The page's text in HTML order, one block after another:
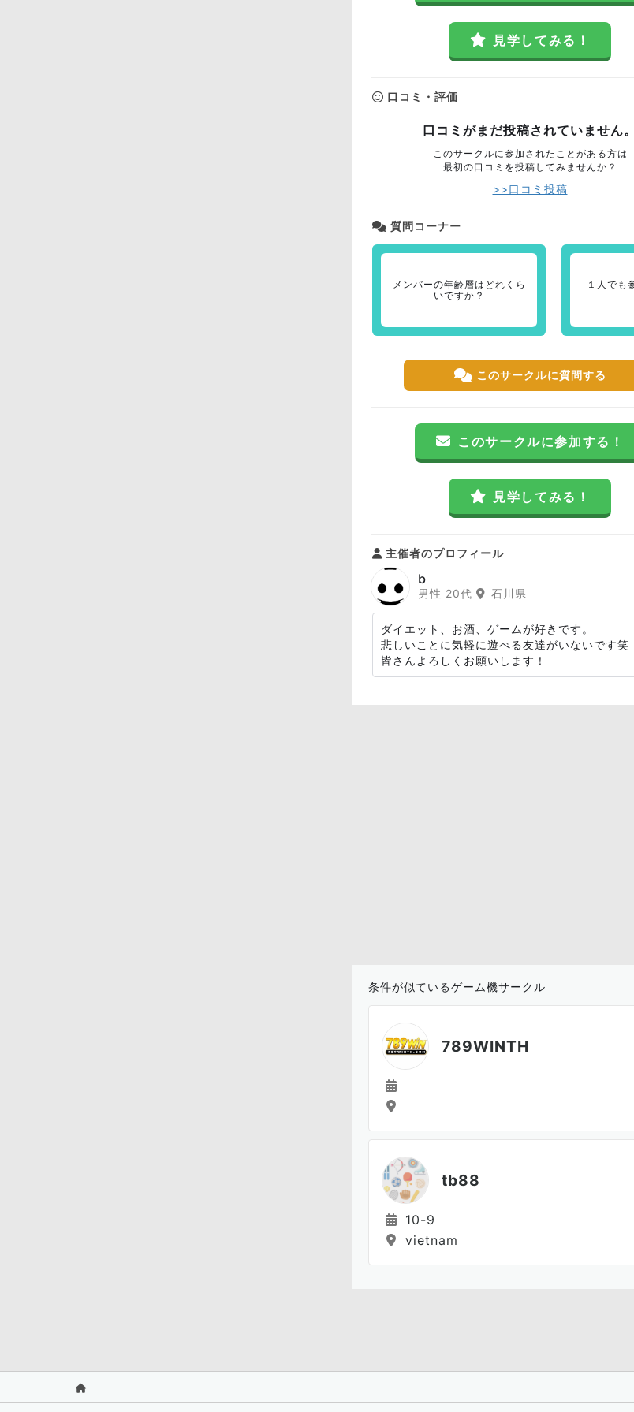
見学してみる！
口コミ・評価
口コミがまだ投稿されていません。
このサークルに参加されたことがある方は
最初の口コミを投稿してみませんか？
>>口コミ投稿
質問コーナー
メンバーの年齢層はどれくら
いですか？
１人でも
このサークルに質問する
このサークルに参加する！
見学してみる！
主催者のプロフィール
b
男性 20代 石川県
ダイエット、お酒、ゲームが好きです。
悲しいことに気軽に遊べる友達がいないです笑
皆さんよろしくお願いします！
条件が似ているゲーム機サークル
789WINTH
tb88
10-9
vietnam